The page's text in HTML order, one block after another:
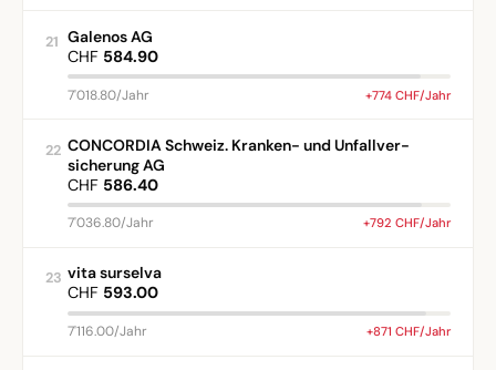
21 Galenos AG
CHF 584.90
7'018.80/Jahr +774 CHF/Jahr
22 CONCORDIA Schweiz. Kranken- und Unfallver-
sicherung AG
CHF 586.40
7'036.80/Jahr +792 CHF/Jahr
23 vita surselva
CHF 593.00
7'116.00/Jahr +871 CHF/Jahr